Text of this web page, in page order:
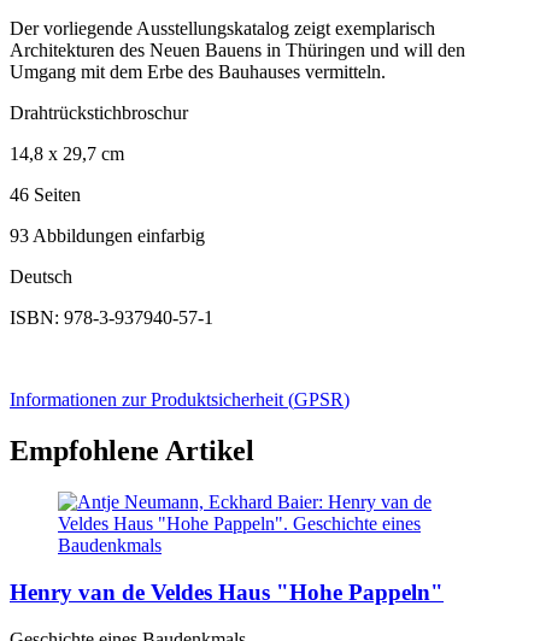
Der vorliegende Ausstellungskatalog zeigt exemplarisch
Architekturen des Neuen Bauens in Thüringen und will den
Umgang mit dem Erbe des Bauhauses vermitteln.
Drahtrückstichbroschur
14,8 x 29,7 cm
46 Seiten
93 Abbildungen einfarbig
Deutsch
ISBN: 978-3-937940-57-1
Informationen zur Produktsicherheit (GPSR)
Empfohlene Artikel
Henry van de Veldes Haus "Hohe Pappeln"